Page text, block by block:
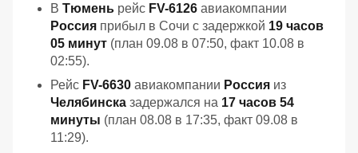
В Тюмень рейс FV-6126 авиакомпании
Россия прибыл в Сочи с задержкой 19 часов
05 минут (план 09.08 в 07:50, факт 10.08 в
02:55).
Рейс FV-6630 авиакомпании Россия из
Челябинска задержался на 17 часов 54
минуты (план 08.08 в 17:35, факт 09.08 в
11:29).